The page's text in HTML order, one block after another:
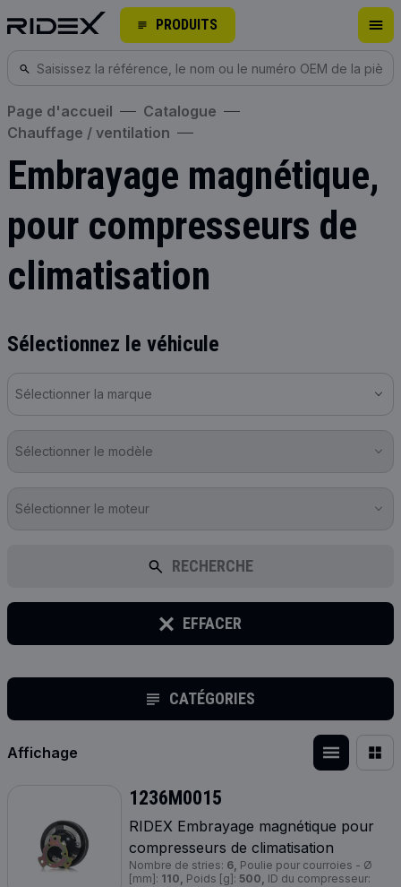
PRODUITS
Page d'accueil
Catalogue
Chauffage / ventilation
Embrayage magnétique,
pour compresseurs de
climatisation
Sélectionnez le véhicule
Sélectionner la marque
Sélectionner le modèle
Sélectionner le moteur
RECHERCHE
EFFACER
CATÉGORIES
Affichage
1236M0015
RIDEX Embrayage magnétique pour
compresseurs de climatisation
Nombre de stries: 6, Poulie pour courroies - Ø
[mm]: 110, Poids [g]: 500, ID du compresseur: